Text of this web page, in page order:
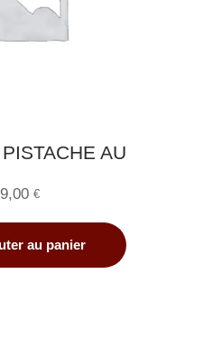
AU
BOEUF
9,00 €
au panier